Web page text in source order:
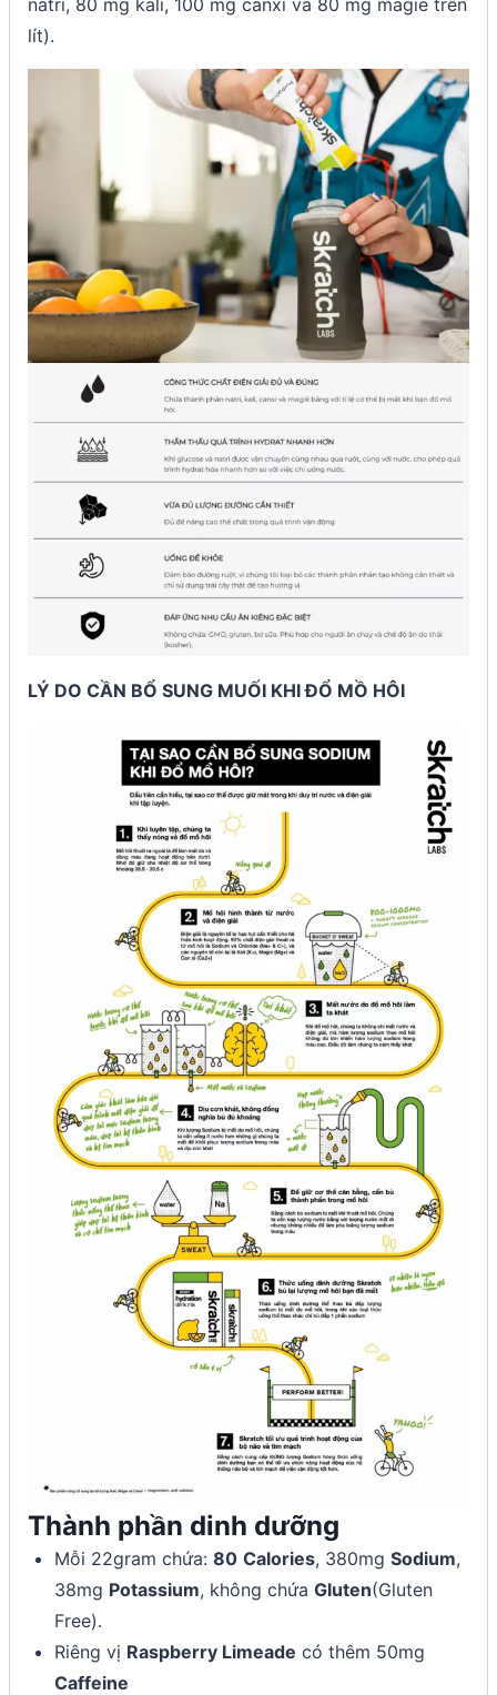
lít).
LÝ DO CẦN BỔ SUNG MUỐI KHI ĐỔ MỒ HÔI
Thành phần dinh dưỡng
Mỗi 22gram chứa: 80 Calories, 380mg Sodium,
38mg Potassium, không chứa Gluten(Gluten
Free).
Riêng vị Raspberry Limeade có thêm 50mg
Caffeine